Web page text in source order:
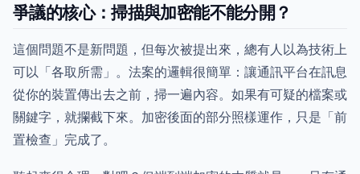
爭議的核心：掃描與加密能不能分開？
這個問題不是新問題，但每次被提出來，總有人以為技術上
可以「各取所需」。法案的邏輯很簡單：讓通訊平台在訊息
從你的裝置傳出去之前，掃一遍內容。如果有可疑的檔案或
關鍵字，就攔截下來。加密後面的部分照樣運作，只是「前
置檢查」完成了。